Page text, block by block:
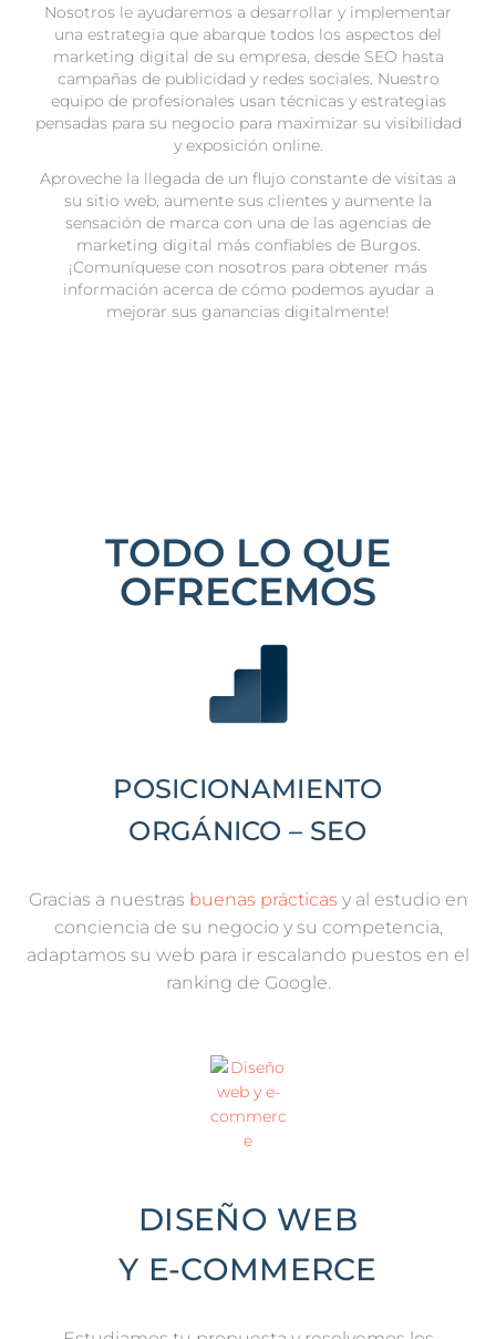
Nosotros le ayudaremos a desarrollar y implementar
una estrategia que abarque todos los aspectos del
marketing digital de su empresa, desde SEO hasta
campañas de publicidad y redes sociales. Nuestro
equipo de profesionales usan técnicas y estrategias
pensadas para su negocio para maximizar su visibilidad
y exposición online.
Aproveche la llegada de un flujo constante de visitas a
su sitio web, aumente sus clientes y aumente la
sensación de marca con una de las agencias de
marketing digital más confiables de Burgos.
¡Comuníquese con nosotros para obtener más
información acerca de cómo podemos ayudar a
mejorar sus ganancias digitalmente!
TODO LO QUE
OFRECEMOS
POSICIONAMIENTO
ORGÁNICO – SEO
Gracias a nuestras buenas prácticas y al estudio en
conciencia de su negocio y su competencia,
adaptamos su web para ir escalando puestos en el
ranking de Google.
DISEÑO WEB
Y E-COMMERCE